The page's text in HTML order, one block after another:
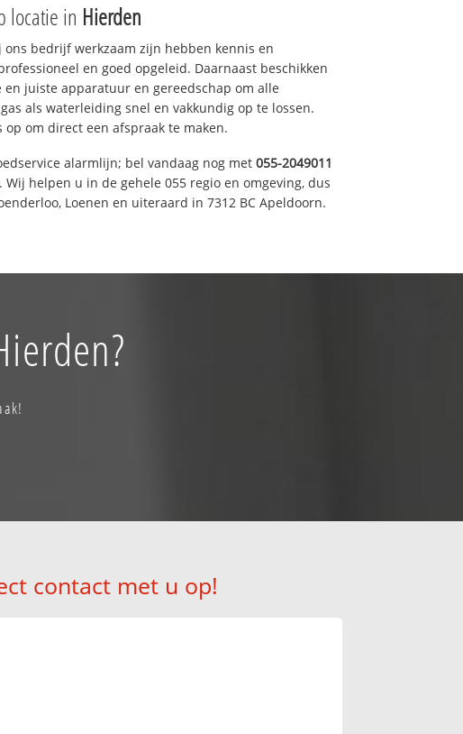
locatie in Hierden
bedrijf werkzaam zijn hebben kennis en
en goed opgeleid. Daarnaast beschikken
juiste apparatuur en gereedschap om alle
als waterleiding snel en vakkundig op te lossen.
op om direct een afspraak te maken.
alarmlijn; bel vandaag nog met 055-2049011
helpen u in de gehele 055 regio en omgeving, dus
Loenen en uiteraard in 7312 BC Apeldoorn.
contact met u op!